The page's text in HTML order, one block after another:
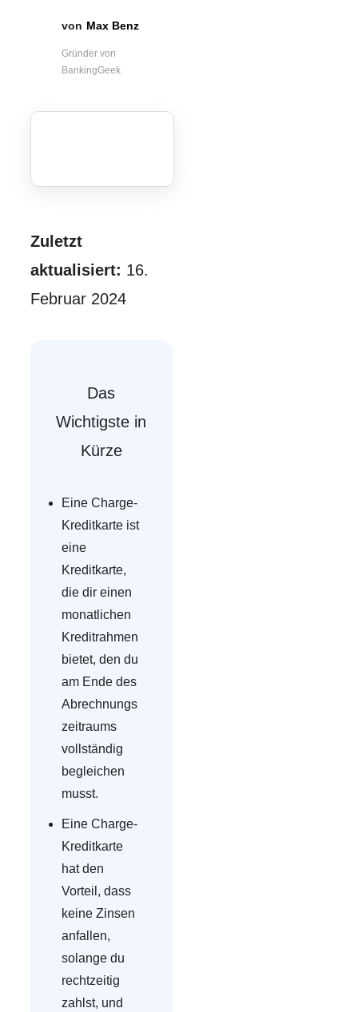
Max Benz
Gründer von
BankingGeek
Zuletzt
aktualisiert: 16.
Februar 2024
Das
Wichtigste in
Kürze
Eine Charge-
Kreditkarte ist
eine
Kreditkarte,
die dir einen
monatlichen
Kreditrahmen
bietet, den du
am Ende des
Abrechnungs
zeitraums
vollständig
begleichen
musst.
Eine Charge-
Kreditkarte
hat den
Vorteil, dass
keine Zinsen
anfallen,
solange du
rechtzeitig
zahlst, und